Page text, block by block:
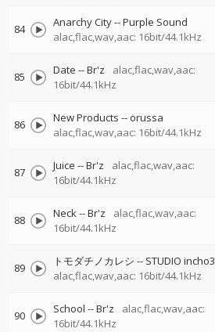
84 Anarchy City--Purple Sound
alac,flac,wav,aac: 16bit/44.1kHz
85 Date --Br'z
alac,flac,wav,aac:
16bit/44.1kHz
86 New Products -- orussa
alac,flac,wav,aac: 16bit/44.1kHz
87 Juice --Br'z
alac,flac,wav,aac:
16bit/44.1kHz
88 Neck--Br'z
alac,flac,wav,aac:
16bit/44.1kHz
89 トモダチノカレシ -- STUDIO incho3
alac,flac,wav,aac: 16bit/44.1kHz
90 School --Br'z
alac,flac,wav,aac:
16bit/44.1kHz